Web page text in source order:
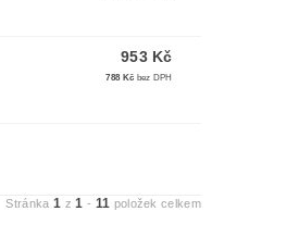
953 Kč
788 Kč bez DPH
Stránka1 z1 - 11 položek celkem